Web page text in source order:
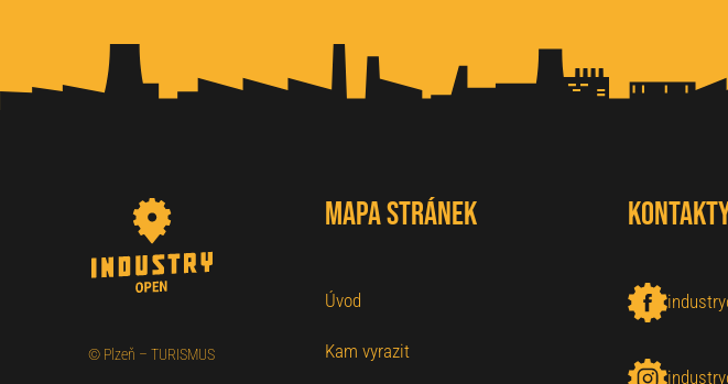
© Plzeň – TURISMUS
Mapa stránek
Úvod
Kam vyrazit